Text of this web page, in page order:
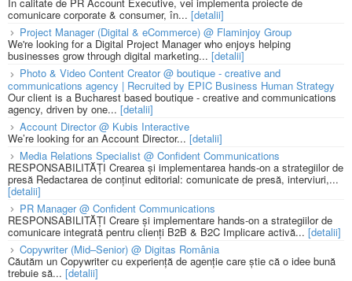
În calitate de PR Account Executive, vei implementa proiecte de
comunicare corporate & consumer, în... [detalii]
Project Manager (Digital & eCommerce) @ Flaminjoy Group
We're looking for a Digital Project Manager who enjoys helping
businesses grow through digital marketing... [detalii]
Photo & Video Content Creator @ boutique - creative and
communications agency | Recruited by EPIC Business Human Strategy
Our client is a Bucharest based boutique - creative and communications
agency, driven by one... [detalii]
Account Director @ Kubis Interactive
We’re looking for an Account Director... [detalii]
Media Relations Specialist @ Confident Communications
RESPONSABILITĂȚI Crearea și implementarea hands-on a strategiilor de
presă Redactarea de conținut editorial: comunicate de presă, interviuri,...
[detalii]
PR Manager @ Confident Communications
RESPONSABILITĂȚI Creare și implementare hands-on a strategiilor de
comunicare integrată pentru clienți B2B & B2C Implicare activă... [detalii]
Copywriter (Mid–Senior) @ Digitas România
Căutăm un Copywriter cu experiență de agenție care știe că o idee bună
trebuie să... [detalii]